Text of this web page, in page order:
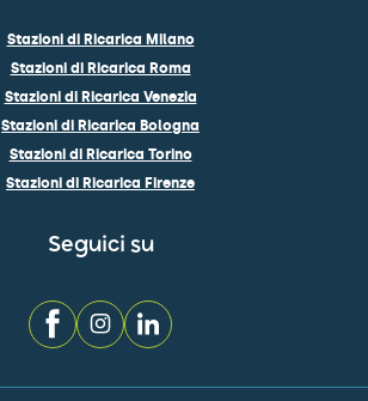
Stazioni di Ricarica Milano
Stazioni di Ricarica Roma
Stazioni di Ricarica Venezia
Stazioni di Ricarica Bologna
Stazioni di Ricarica Torino
Stazioni di Ricarica Firenze
Seguici su